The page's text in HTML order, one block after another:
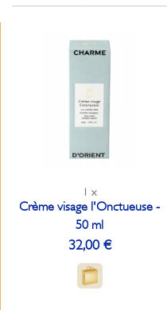
1 x
Crème visage l'Onctueuse -
50 ml
32,00 €